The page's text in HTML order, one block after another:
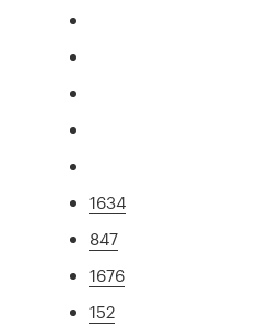
1634
847
1676
152